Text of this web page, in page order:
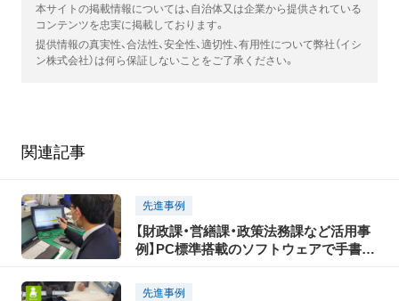
本サイトの掲載情報については、自治体又は企業から提供されている
コンテンツを忠実に掲載しております。
提供情報の真実性、合法性、安全性、適切性、有用性について弊社（イシ
ン株式会社）は何ら保証しないことをご了承ください。
関連記事
先進事例
【財政課・営繕課・政策法務課など活用事
例】PC標準搭載のソフトウェアで手書き
先進事例